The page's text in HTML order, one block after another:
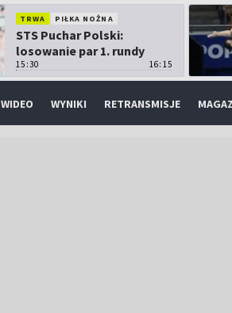
TRWA PIŁKA NOŻNA
STS Puchar Polski:
losowanie par 1. rundy
15:30 16:15
WIDEO WYNIKI RETRANSMISJE